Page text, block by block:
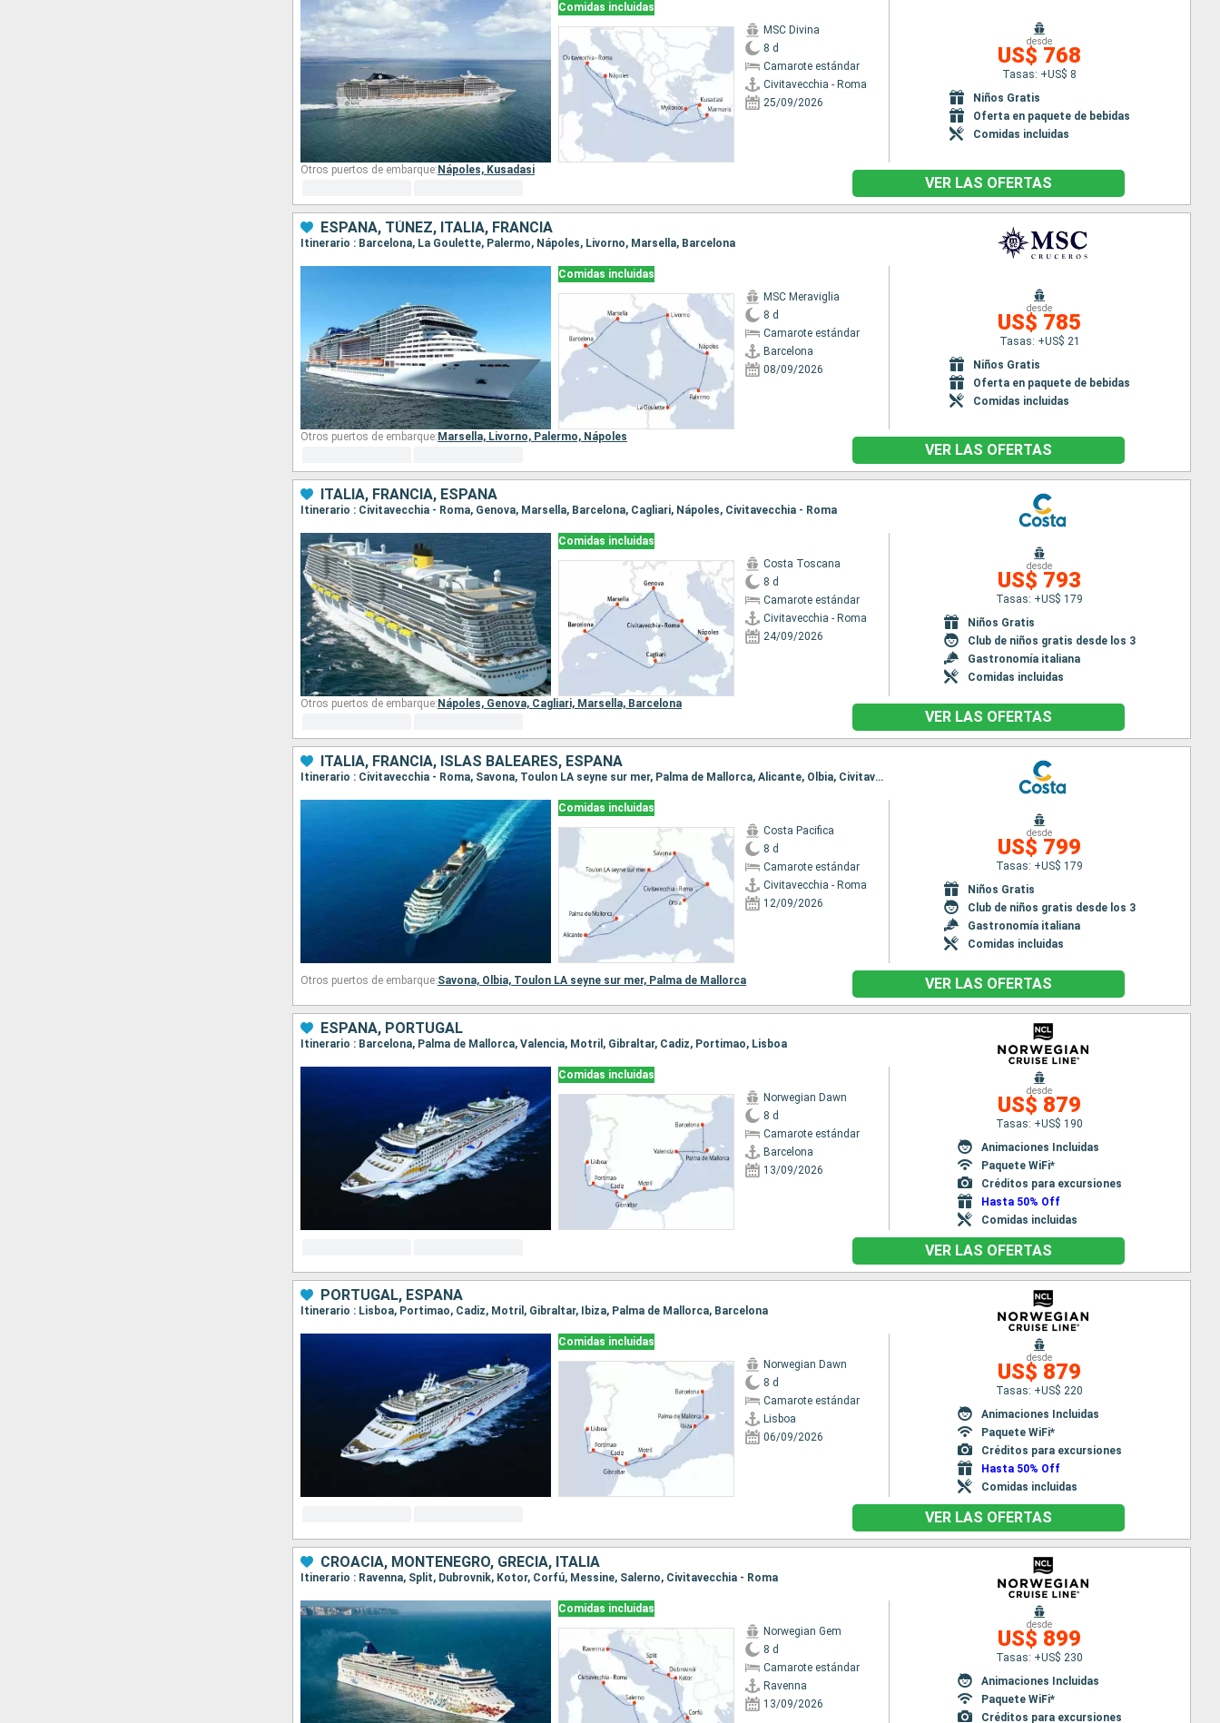
Comidas incluidas
MSC Divina
8 d
Camarote estándar
Civitavecchia - Roma
25/09/2026
desde
US$ 768
Tasas: +US$ 8
Niños Gratis
Oferta en paquete de bebidas
Comidas incluidas
Otros puertos de embarque: Nápoles, Kusadasi
VER LAS OFERTAS
ESPAÑA, TÚNEZ, ITALIA, FRANCIA
Itinerario : Barcelona, La Goulette, Palermo, Nápoles, Livorno, Marsella, Barcelona
Comidas incluidas
MSC Meraviglia
8 d
Camarote estándar
Barcelona
08/09/2026
desde
US$ 785
Tasas: +US$ 21
Niños Gratis
Oferta en paquete de bebidas
Comidas incluidas
Otros puertos de embarque: Marsella, Livorno, Palermo, Nápoles
VER LAS OFERTAS
ITALIA, FRANCIA, ESPAÑA
Itinerario : Civitavecchia - Roma, Genova, Marsella, Barcelona, Cagliari, Nápoles, Civitavecchia - Roma
Comidas incluidas
Costa Toscana
8 d
Camarote estándar
Civitavecchia - Roma
24/09/2026
desde
US$ 793
Tasas: +US$ 179
Niños Gratis
Club de niños gratis desde los 3
Gastronomía italiana
Comidas incluidas
Otros puertos de embarque: Nápoles, Genova, Cagliari, Marsella, Barcelona
VER LAS OFERTAS
ITALIA, FRANCIA, ISLAS BALEARES, ESPAÑA
Itinerario : Civitavecchia - Roma, Savona, Toulon LA seyne sur mer, Palma de Mallorca, Alicante, Olbia, Civitavecchia - Roma
Comidas incluidas
Costa Pacifica
8 d
Camarote estándar
Civitavecchia - Roma
12/09/2026
desde
US$ 799
Tasas: +US$ 179
Niños Gratis
Club de niños gratis desde los 3
Gastronomía italiana
Comidas incluidas
Otros puertos de embarque:Savona, Olbia, Toulon LA seyne sur mer, Palma de Mallorca VER LAS OFERTAS
ESPAÑA, PORTUGAL
Itinerario : Barcelona, Palma de Mallorca, Valencia, Motril, Gibraltar, Cadiz, Portimao, Lisboa
Comidas incluidas
Norwegian Dawn
8 d
Camarote estándar
Barcelona
13/09/2026
desde
US$ 879
Tasas: +US$ 190
Animaciones Incluidas
Paquete WiFi*
Créditos para excursiones
Hasta 50% Off
Comidas incluidas
VER LAS OFERTAS
PORTUGAL, ESPAÑA
Itinerario : Lisboa, Portimao, Cadiz, Motril, Gibraltar, Ibiza, Palma de Mallorca, Barcelona
Comidas incluidas
Norwegian Dawn
8 d
Camarote estándar
Lisboa
06/09/2026
desde
US$ 879
Tasas: +US$ 220
Animaciones Incluidas
Paquete WiFi*
Créditos para excursiones
Hasta 50% Off
Comidas incluidas
VER LAS OFERTAS
CROACIA, MONTENEGRO, GRECIA, ITALIA
Itinerario : Ravenna, Split, Dubrovnik, Kotor, Corfú, Messine, Salerno, Civitavecchia - Roma
Comidas incluidas
Norwegian Gem
8 d
Camarote estándar
Ravenna
13/09/2026
desde
US$ 899
Tasas: +US$ 230
Animaciones Incluidas
Paquete WiFi*
Créditos para excursiones